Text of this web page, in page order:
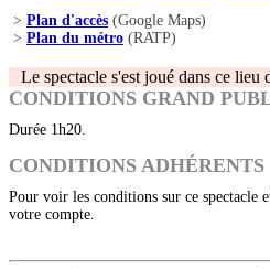
> Plan d'accès (Google Maps)
> Plan du métro (RATP)
Le spectacle s'est joué dans ce
CONDITIONS GRAND
Durée 1h20.
CONDITIONS ADHÉRENTS
Pour voir les conditions sur ce spectacle
votre compte.